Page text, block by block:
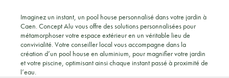
Imaginez un instant, un pool house personnalisé dans votre jardin à
Caen. Concept Alu vous offre des solutions personnalisées pour
métamorphoser votre espace extérieur en un véritable lieu de
convivialité. Votre conseiller local vous accompagne dans la
création d’un pool house en aluminium, pour magnifier votre jardin
et votre piscine, optimisant ainsi chaque instant passé à proximité de
l’eau.